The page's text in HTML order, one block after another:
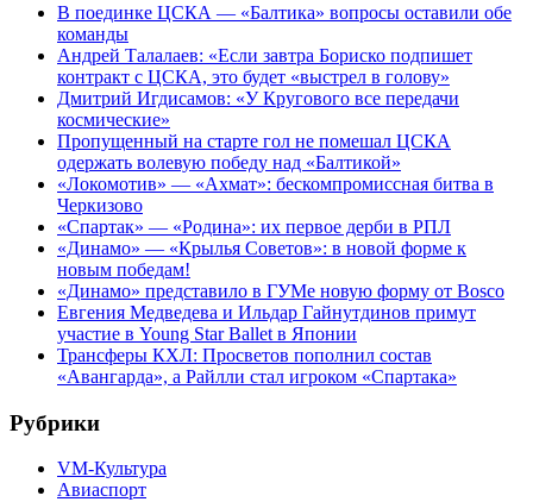
В поединке ЦСКА — «Балтика» вопросы оставили обе
команды
Андрей Талалаев: «Если завтра Бориско подпишет
контракт с ЦСКА, это будет «выстрел в голову»
Дмитрий Игдисамов: «У Кругового все передачи
космические»
Пропущенный на старте гол не помешал ЦСКА
одержать волевую победу над «Балтикой»
«Локомотив» — «Ахмат»: бескомпромиссная битва в
Черкизово
«Спартак» — «Родина»: их первое дерби в РПЛ
«Динамо» — «Крылья Советов»: в новой форме к
новым победам!
«Динамо» представило в ГУМе новую форму от Bosco
Евгения Медведева и Ильдар Гайнутдинов примут
участие в Young Star Ballet в Японии
Трансферы КХЛ: Просветов пополнил состав
«Авангарда», а Райлли стал игроком «Спартака»
Рубрики
VM-Культура
Авиаспорт